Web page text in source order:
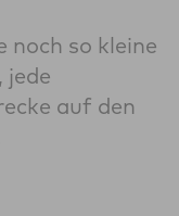
noch so kleine
jede
auf den